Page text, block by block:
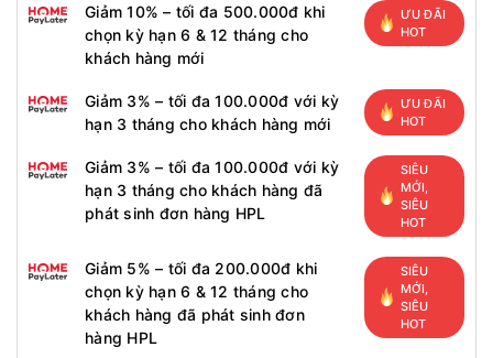
Giảm 10% – tối đa 500.000đ khi
chọn kỳ hạn 6 & 12 tháng cho
khách hàng mới
ƯU ĐÃI
HOT
Giảm 3% – tối đa 100.000đ với kỳ
hạn 3 tháng cho khách hàng mới
ƯU ĐÃI
HOT
Giảm 3% – tối đa 100.000đ với kỳ
hạn 3 tháng cho khách hàng đã
phát sinh đơn hàng HPL
SIÊU
MỚI,
SIÊU
HOT
Giảm 5% – tối đa 200.000đ khi
chọn kỳ hạn 6 & 12 tháng cho
khách hàng đã phát sinh đơn
hàng HPL
SIÊU
MỚI,
SIÊU
HOT